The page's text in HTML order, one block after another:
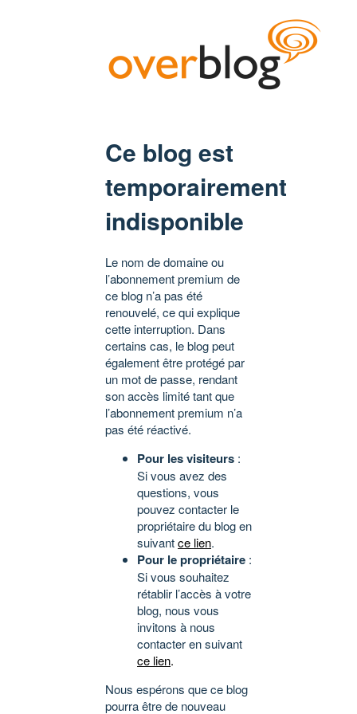
Ce blog est
temporairement
indisponible
Le nom de domaine ou
l’abonnement premium de
ce blog n’a pas été
renouvelé, ce qui explique
cette interruption. Dans
certains cas, le blog peut
également être protégé par
un mot de passe, rendant
son accès limité tant que
l’abonnement premium n’a
pas été réactivé.
Pour les visiteurs :
Si vous avez des
questions, vous
pouvez contacter le
propriétaire du blog en
suivantce lien.
Pour le propriétaire :
Si vous souhaitez
rétablir l’accès à votre
blog, nous vous
invitons à nous
contacter en suivant
ce lien.
Nous espérons que ce blog
pourra être de nouveau